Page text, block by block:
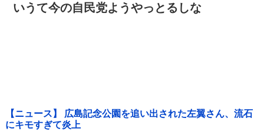
いうて今の自民党ようやっとるしな
【ニュース】 広島記念公園を追い出された左翼さん、流石
にキモすぎて炎上